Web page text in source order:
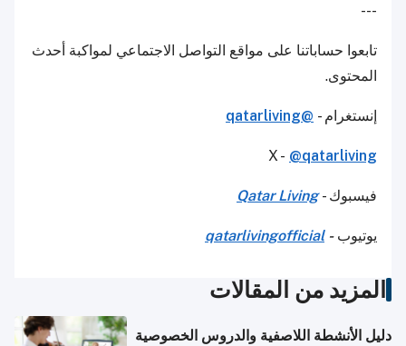
---
تابعوا حساباتنا على مواقع التواصل الاجتماعي لمواكبة أحدث
المحتوى.
إنستغرام - @qatarliving
X - @qatarliving
فيسبوك -Qatar Living
يوتيوب-
qatarlivingofficial
المزيد من المقالات
دليل الأنشطة اللاصفية والدروس الخصوصية